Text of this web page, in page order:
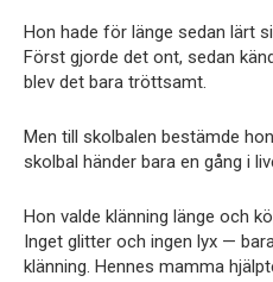
Hon hade för länge sedan lärt
Först gjorde det ont, sedan
blev det bara tröttsamt.
Men till skolbalen bestämde
skolbal händer bara en gång i
Hon valde klänning länge och
Inget glitter och ingen lyx —
klänning. Hennes mamma